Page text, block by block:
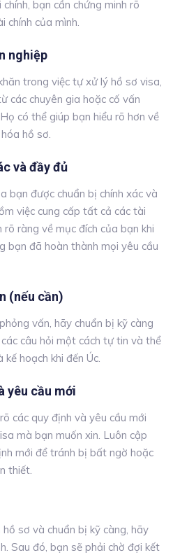
bạn cần chứng minh rõ
chính của mình.
nghiệp
trong việc tự xử lý hồ sơ visa,
các chuyên gia hoặc cố vấn
có thể giúp bạn hiểu rõ hơn về
hồ sơ.
và đầy đủ
bạn được chuẩn bị chính xác và
việc cung cấp tất cả các tài
rõ ràng về mục đích của bạn khi
bạn đã hoàn thành mọi yêu cầu
(nếu cần)
vấn, hãy chuẩn bị kỹ càng
câu hỏi một cách tự tin và thể
hoạch khi đến Úc.
yêu cầu mới
các quy định và yêu cầu mới
mà bạn muốn xin. Luôn cập
mới để tránh bị bất ngờ hoặc
thiết.
sơ và chuẩn bị kỹ càng, hãy
Sau đó, bạn sẽ phải chờ đợi kết